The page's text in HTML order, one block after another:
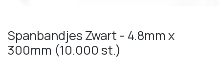
Spanbandjes Zwart - 4.8mm x
300mm (10.000 st.)